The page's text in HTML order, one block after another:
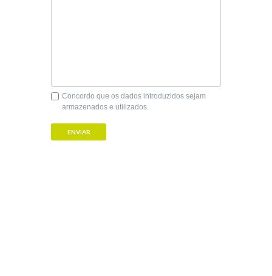
Concordo que os dados introduzidos sejam
armazenados e utilizados.